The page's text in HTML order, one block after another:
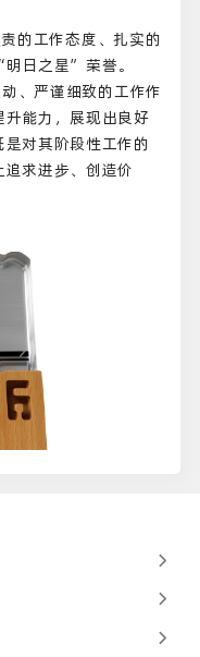
的工作态度、扎实的
日之星”荣誉。
、严谨细致的工作作
能力，展现出良好
对其阶段性工作的
求进步、创造价